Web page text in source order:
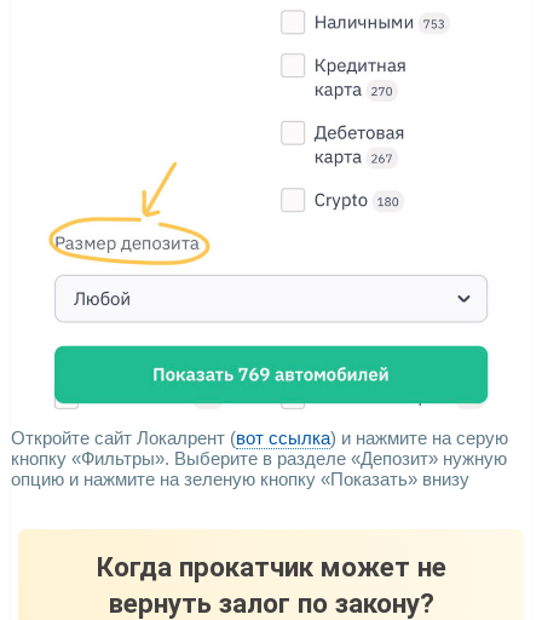
Откройте сайт Локалрент (вот ссылка) и нажмите на серую
кнопку «Фильтры». Выберите в разделе «Депозит» нужную
опцию и нажмите на зеленую кнопку «Показать» внизу
Когда прокатчик может не
вернуть залог по закону?